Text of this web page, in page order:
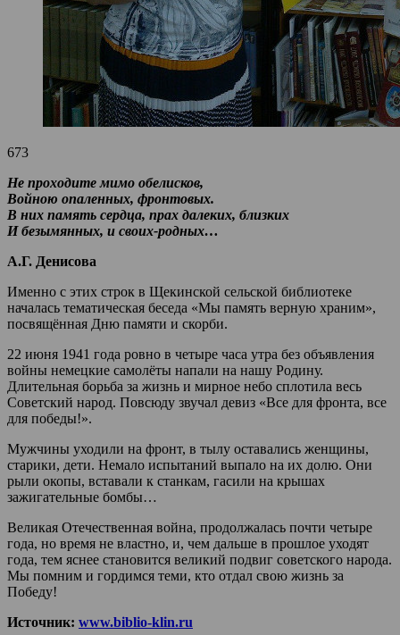
673
Не проходите мимо обелисков,
Войною опаленных, фронтовых.
В них память сердца, прах далеких, близких
И безымянных, и своих-родных…
А.Г. Денисова
Именно с этих строк в Щекинской сельской библиотеке
началась тематическая беседа «Мы память верную храним»,
посвящённая Дню памяти и скорби.
22 июня 1941 года ровно в четыре часа утра без объявления
войны немецкие самолёты напали на нашу Родину.
Длительная борьба за жизнь и мирное небо сплотила весь
Советский народ. Повсюду звучал девиз «Все для фронта, все
для победы!».
Мужчины уходили на фронт, в тылу оставались женщины,
старики, дети. Немало испытаний выпало на их долю. Они
рыли окопы, вставали к станкам, гасили на крышах
зажигательные бомбы…
Великая Отечественная война, продолжалась почти четыре
года, но время не властно, и, чем дальше в прошлое уходят
года, тем яснее становится великий подвиг советского народа.
Мы помним и гордимся теми, кто отдал свою жизнь за
Победу!
Источник: www.biblio-klin.ru